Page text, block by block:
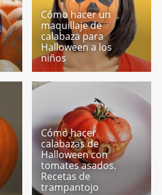
Cómo hacer un
maquillaje de
calabaza para
Halloween a los
niños
Cómo hacer
calabazas de
Halloween con
tomates asados.
Recetas de
trampantojo